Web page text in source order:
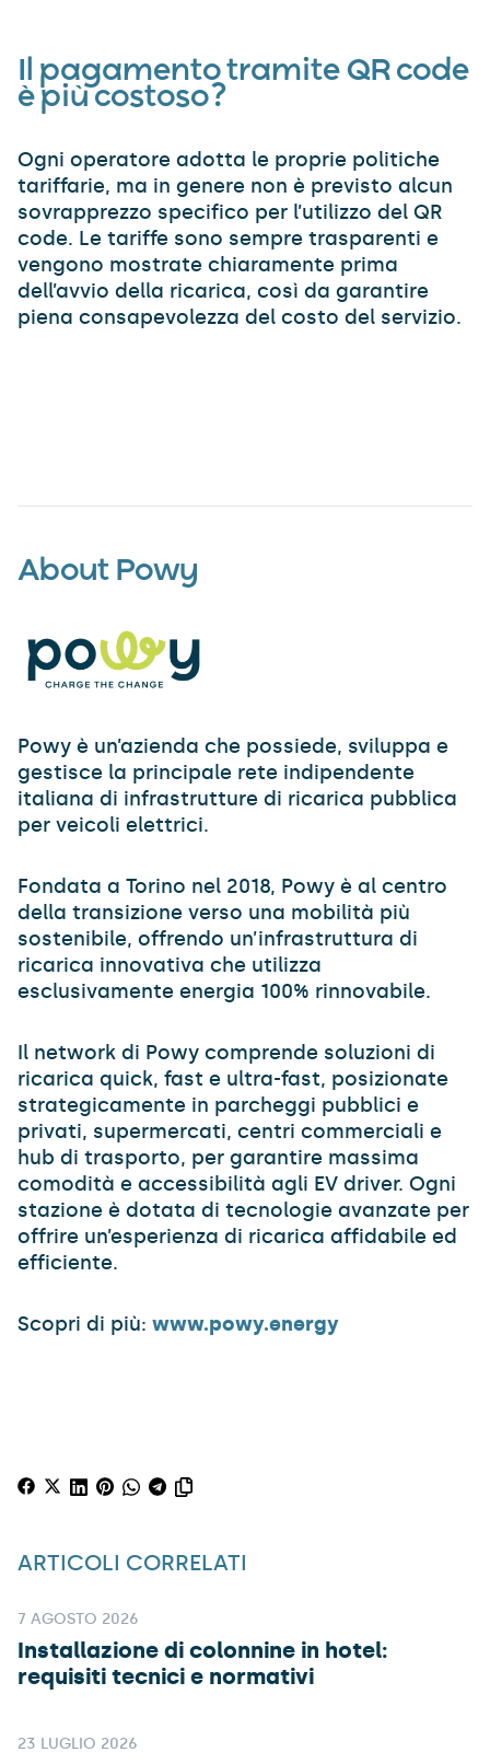
Il pagamento tramite QR code
è più costoso?
Ogni operatore adotta le proprie politiche
tariffarie, ma in genere non è previsto alcun
sovrapprezzo specifico per l’utilizzo del QR
code. Le tariffe sono sempre trasparenti e
vengono mostrate chiaramente prima
dell’avvio della ricarica, così da garantire
piena consapevolezza del costo del servizio.
About Powy
Powy è un’azienda che possiede, sviluppa e
gestisce la principale rete indipendente
italiana di infrastrutture di ricarica pubblica
per veicoli elettrici.
Fondata a Torino nel 2018, Powy è al centro
della transizione verso una mobilità più
sostenibile, offrendo un’infrastruttura di
ricarica innovativa che utilizza
esclusivamente energia 100% rinnovabile.
Il network di Powy comprende soluzioni di
ricarica quick, fast e ultra-fast, posizionate
strategicamente in parcheggi pubblici e
privati, supermercati, centri commerciali e
hub di trasporto, per garantire massima
comodità e accessibilità agli EV driver. Ogni
stazione è dotata di tecnologie avanzate per
offrire un’esperienza di ricarica affidabile ed
efficiente.
Scopri di più: www.powy.energy
ARTICOLI CORRELATI
7 AGOSTO 2026
Installazione di colonnine in hotel:
requisiti tecnici e normativi
23 LUGLIO 2026